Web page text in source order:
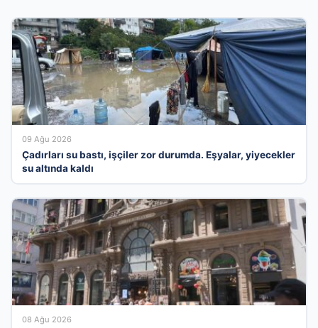
09 Ağu 2026
Çadırları su bastı, işçiler zor durumda. Eşyalar, yiyecekler
su altında kaldı
08 Ağu 2026